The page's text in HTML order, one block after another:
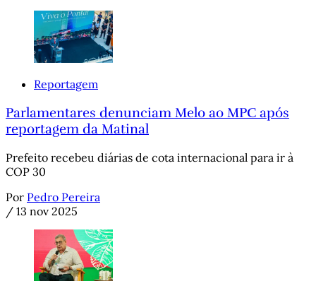
Reportagem
Parlamentares denunciam Melo ao MPC após
reportagem da Matinal
Prefeito recebeu diárias de cota internacional para ir à
COP 30
Por Pedro Pereira
/ 13 nov 2025